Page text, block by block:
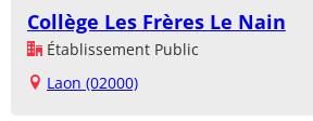
Collège Les Frères Le Nain
Établissement Public
Laon (02000)